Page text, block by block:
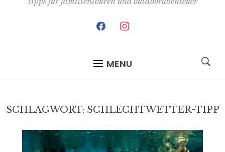
facebookinstagram
MENU
SCHLAGWORT: SCHLECHTWETTER-TIPP